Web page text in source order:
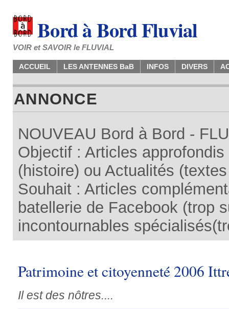
Bord à Bord Fluvial
VOIR et SAVOIR le FLUVIAL
ACCUEIL LES ANTENNES BaB INFOS DIVERS
ANNONCE
NOUVEAU Bord à Bord -
Objectif : Articles
(histoire) ou Actualités
Souhait : Articles
batellerie de Facebook (trop
incontournables
Patrimoine et citoyenneté 2006
Il est des nôtres....